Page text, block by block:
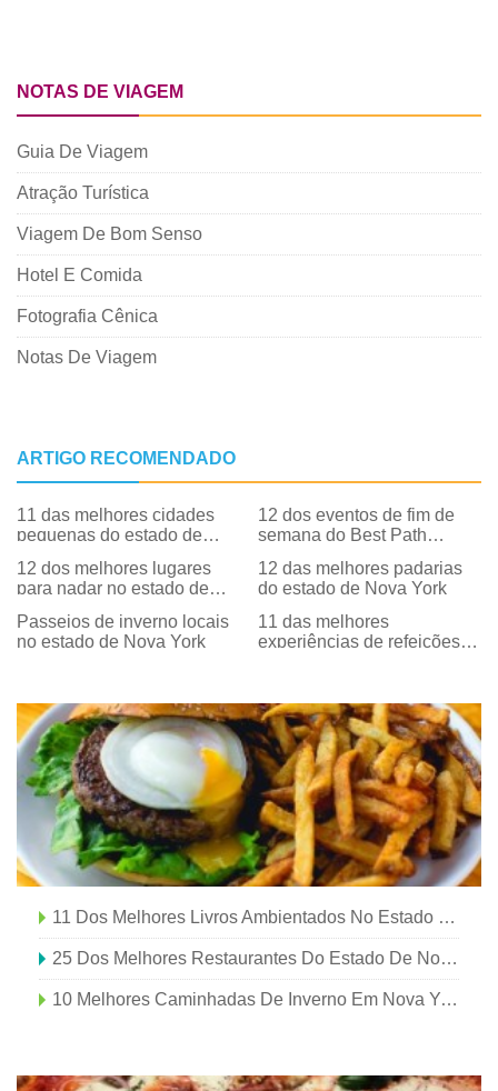
NOTAS DE VIAGEM
Guia De Viagem
Atração Turística
Viagem De Bom Senso
Hotel E Comida
Fotografia Cênica
Notas De Viagem
ARTIGO RECOMENDADO
11 das melhores cidades
pequenas do estado de
12 dos eventos de fim de
semana do Best Path
de Nova York
12 dos melhores lugares
para nadar no estado de
12 das melhores padarias
do estado de Nova York
Passeios de inverno locais
no estado de Nova York
11 das melhores
experiências de refeições
11 Dos Melhores Livros Ambientados No Estado De Nova York
25 Dos Melhores Restaurantes Do Estado De Nova York
10 Melhores Caminhadas De Inverno Em Nova York